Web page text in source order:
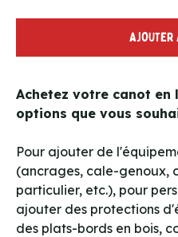
AJOUTER
Achetez votre canot en
options que vous
Pour ajouter de
(ancrages, cale-genoux,
particulier, etc.), pour
ajouter des protections
des plats-bords en bois,